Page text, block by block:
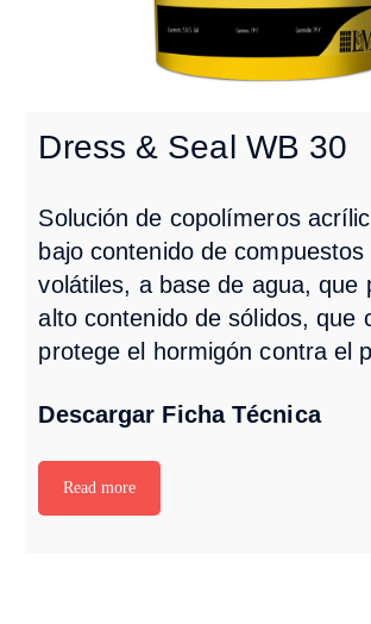
Dress & Seal WB 30
Solución de copolímeros
bajo contenido de
volátiles, a base de agua, que
alto contenido de sólidos,que
protege el hormigón contra el
Descargar Ficha Técnica
Read more